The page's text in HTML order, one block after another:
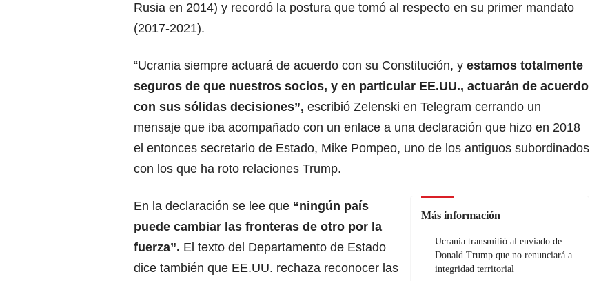
Rusia en 2014) y recordó la postura que tomó al respecto en su primer mandato
(2017-2021).
“Ucrania siempre actuará de acuerdo con su Constitución, y estamos totalmente
seguros de que nuestros socios, y en particular EE.UU., actuarán de acuerdo
con sus sólidas decisiones”, escribió Zelenski en Telegram cerrando un
mensaje que iba acompañado con un enlace a una declaración que hizo en 2018
el entonces secretario de Estado, Mike Pompeo, uno de los antiguos subordinados
con los que ha roto relaciones Trump.
Más información
Ucrania transmitió al enviado de
Donald Trump que no renunciará a
integridad territorial
En la declaración se lee que “ningún país
puede cambiar las fronteras de otro por la
fuerza”. El texto del Departamento de Estado
dice también que EE.UU. rechaza reconocer las